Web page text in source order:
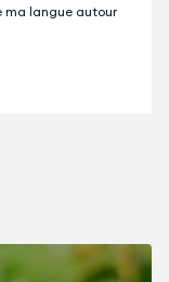
ma langue autour